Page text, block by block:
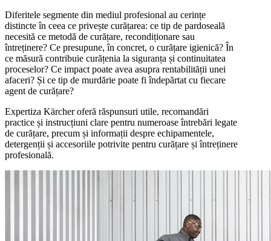
Diferitele segmente din mediul profesional au cerințe
distincte în ceea ce privește curățarea: ce tip de pardoseală
necesită ce metodă de curățare, recondiționare sau
întreținere? Ce presupune, în concret, o curățare igienică? În
ce măsură contribuie curățenia la siguranța și continuitatea
proceselor? Ce impact poate avea asupra rentabilității unei
afaceri? Și ce tip de murdărie poate fi îndepărtat cu fiecare
agent de curățare?
Expertiza Kärcher oferă răspunsuri utile, recomandări
practice și instrucțiuni clare pentru numeroase întrebări legate
de curățare, precum și informații despre echipamentele,
detergenții și accesoriile potrivite pentru curățare și întreținere
profesională.